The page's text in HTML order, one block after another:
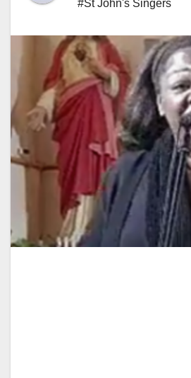
#St John's Singers